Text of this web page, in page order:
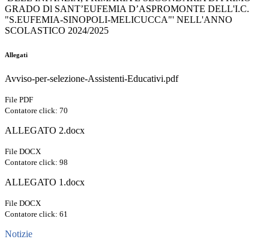
GRADO Dl SANT’EUFEMIA D’ASPROMONTE DELL'I.C.
"S.EUFEMIA-SINOPOLI-MELICUCCA"' NELL'ANNO
SCOLASTICO 2024/2025
Allegati
Avviso-per-selezione-Assistenti-Educativi.pdf
File PDF
Contatore click: 70
ALLEGATO 2.docx
File DOCX
Contatore click: 98
ALLEGATO 1.docx
File DOCX
Contatore click: 61
Notizie